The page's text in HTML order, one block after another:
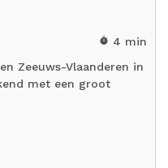
timer 4 min
Zeeuws-Vlaanderen in
met een groot